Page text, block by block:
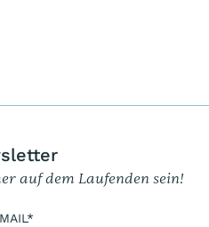
auf dem Laufenden sein!
*